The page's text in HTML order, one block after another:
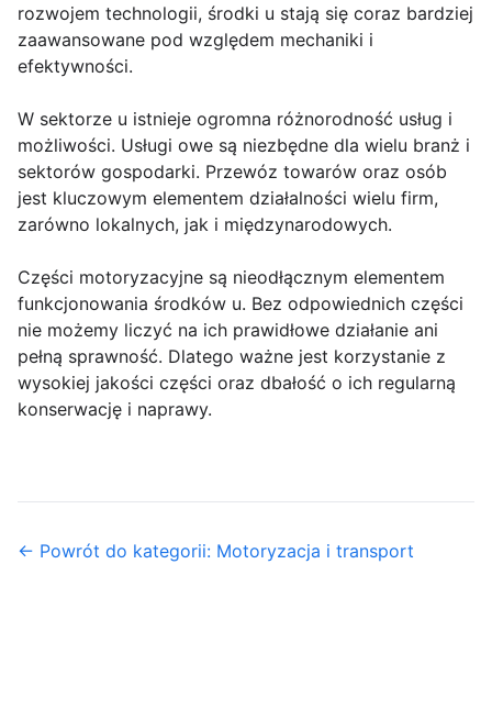
rozwojem technologii, środki u stają się coraz bardziej
zaawansowane pod względem mechaniki i
efektywności.
W sektorze u istnieje ogromna różnorodność usług i
możliwości. Usługi owe są niezbędne dla wielu branż i
sektorów gospodarki. Przewóz towarów oraz osób
jest kluczowym elementem działalności wielu firm,
zarówno lokalnych, jak i międzynarodowych.
Części motoryzacyjne są nieodłącznym elementem
funkcjonowania środków u. Bez odpowiednich części
nie możemy liczyć na ich prawidłowe działanie ani
pełną sprawność. Dlatego ważne jest korzystanie z
wysokiej jakości części oraz dbałość o ich regularną
konserwację i naprawy.
← Powrót do kategorii: Motoryzacja i transport